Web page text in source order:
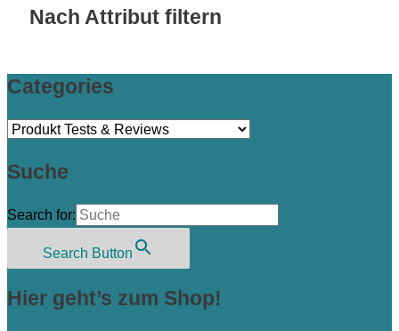
Nach Attribut filtern
Categories
Categories
Suche
Search for:
Search Button
Hier geht’s zum Shop!